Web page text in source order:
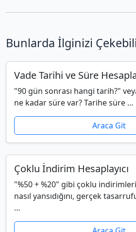
Bunlarda İlginizi
Vade Tarihi ve Süre
"90 gün sonrası hangi tarih?"
ne kadar süre var? Tarihe süre …
Araca Git
Çoklu İndirim Hesaplayıcı
"%50 + %20" gibi çoklu
nasıl yansıdığını, gerçek
…